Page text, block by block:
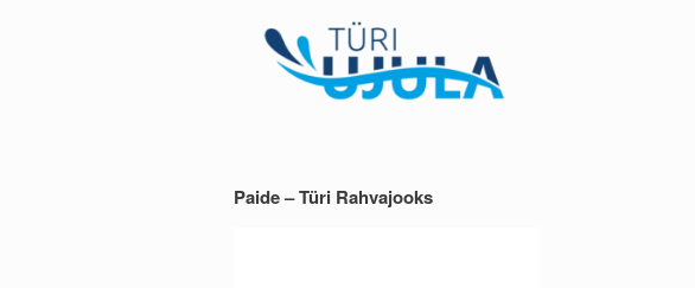
Paide – Türi Rahvajooks